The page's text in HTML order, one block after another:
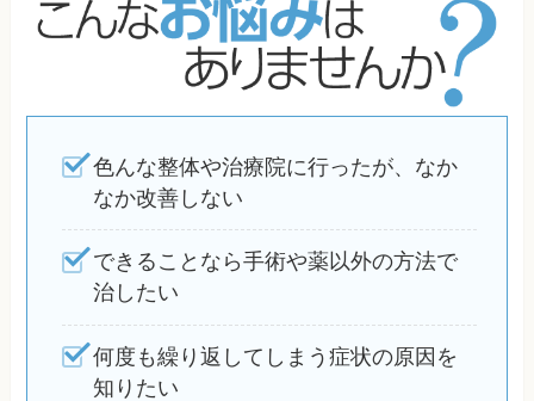
色んな整体や治療院に行ったが、なか
なか改善しない
できることなら手術や薬以外の方法で
治したい
何度も繰り返してしまう症状の原因を
知りたい